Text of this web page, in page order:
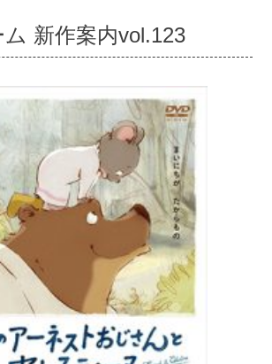
ム 新作案内vol.123